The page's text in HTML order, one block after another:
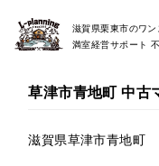
滋賀県栗東市のワ
満室経営サポート
草津市青地町 中古
滋賀県草津市青地町